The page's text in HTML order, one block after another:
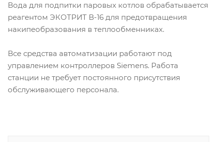
Вода для подпитки паровых котлов обрабатывается
реагентом ЭКОТРИТ В-16 для предотвращения
накипеобразования в теплообменниках.
Все средства автоматизации работают под
управлением контроллеров Siemens. Работа
станции не требует постоянного присутствия
обслуживающего персонала.